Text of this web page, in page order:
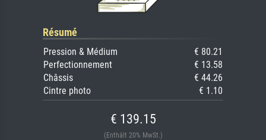
Résumé
Pression & Médium
€ 80.21
Perfectionnement
€ 13.58
Châssis
€ 44.26
Cintre photo
€ 1.10
€ 139.15
(Enthält 20% MwSt.)